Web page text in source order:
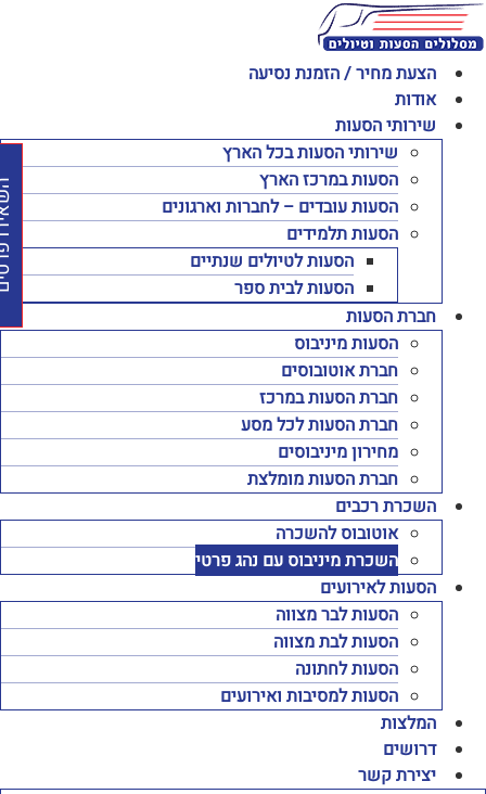
הצעת מחיר / הזמנת נסיעה
אודות
שירותי הסעות
שירותי הסעות בכל הארץ
הסעות במרכז הארץ
הסעות עובדים – לחברות וארגונים
הסעות תלמידים
הסעות לטיולים שנתיים
הסעות לבית ספר
חברת הסעות
הסעות מיניבוס
חברת אוטובוסים
חברת הסעות במרכז
חברת הסעות לכל מסע
מחירון מיניבוסים
חברת הסעות מומלצת
השכרת רכבים
אוטובוס להשכרה
השכרת מיניבוס עם נהג פרטי
הסעות לאירועים
הסעות לבר מצווה
הסעות לבת מצווה
הסעות לחתונה
הסעות למסיבות ואירועים
המלצות
דרושים
יצירת קשר